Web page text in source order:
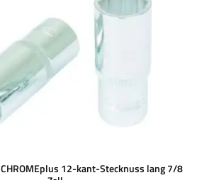
12-kant-Stecknuss lang 7/8